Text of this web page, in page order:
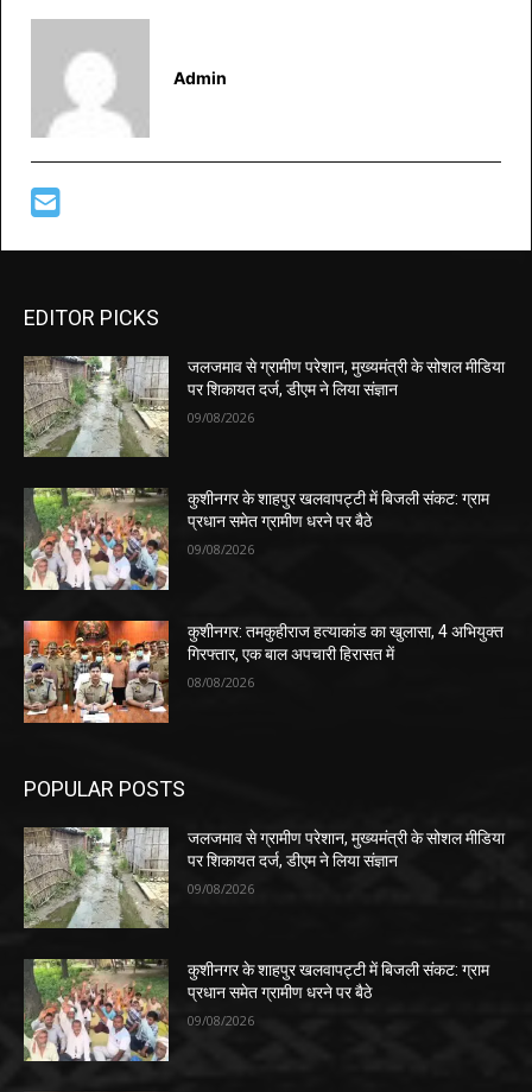
Admin
EDITOR PICKS
जलजमाव से ग्रामीण परेशान, मुख्यमंत्री के सोशल मीडिया
पर शिकायत दर्ज, डीएम ने लिया संज्ञान
09/08/2026
कुशीनगर के शाहपुर खलवापट्टी में बिजली संकट: ग्राम
प्रधान समेत ग्रामीण धरने पर बैठे
09/08/2026
कुशीनगर: तमकुहीराज हत्याकांड का खुलासा, 4 अभियुक्त
गिरफ्तार, एक बाल अपचारी हिरासत में
08/08/2026
POPULAR POSTS
जलजमाव से ग्रामीण परेशान, मुख्यमंत्री के सोशल मीडिया
पर शिकायत दर्ज, डीएम ने लिया संज्ञान
09/08/2026
कुशीनगर के शाहपुर खलवापट्टी में बिजली संकट: ग्राम
प्रधान समेत ग्रामीण धरने पर बैठे
09/08/2026